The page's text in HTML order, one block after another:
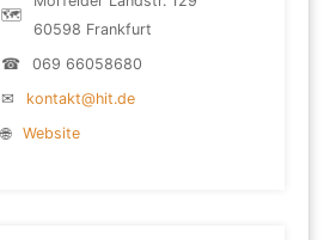
🗺
60598 Frankfurt
☎
069 66058680
✉
kontakt@hit.de
🌐
Website